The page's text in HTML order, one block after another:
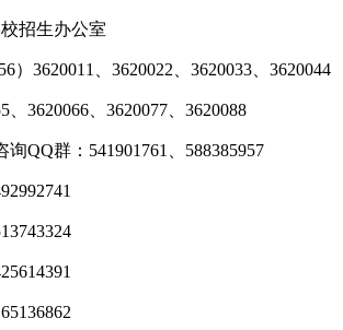
招生办公室
）3620011、3620022、3620033、3620044
、3620077、3620088
QQ群：541901761、588385957